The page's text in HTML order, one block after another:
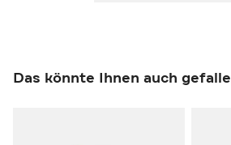
Das könnte Ihnen auch